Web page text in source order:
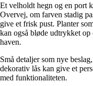
Et velholdt hegn og en port
Overvej, om farven stadig
give et frisk pust. Planter
kan også bløde udtrykket
haven.
Små detaljer som nye
dekorativ lås kan give et
med funktionaliteten.